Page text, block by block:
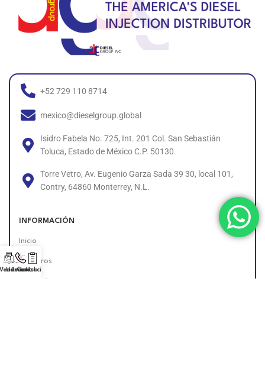
+52 729 110 8714
mexico@dieselgroup.global
Isidro Fabela No. 725, Int. 201 Col. San Sebastián
Toluca, Estado de México C.P. 50130.
Torre Vetro, Av. Eugenio Garza Sada 39 30, local 101,
Contry, 64860 Monterrey, N.L.
INFORMACIÓN
Inicio
Nosotros
Contacto
Llámanos!
Cotización